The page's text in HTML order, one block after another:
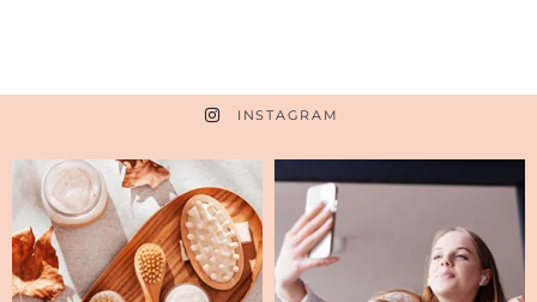
INSTAGRAM